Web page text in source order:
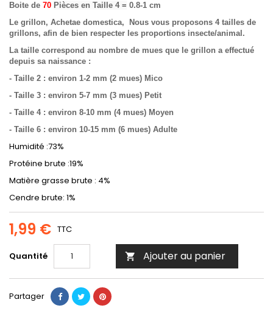
Boite de 70 Pièces en Taille 4 = 0.8-1 cm
Le grillon, Achetae domestica, Nous vous proposons 4 tailles de
grillons, afin de bien respecter les proportions insecte/animal.
La taille correspond au nombre de mues que le grillon a effectué
depuis sa naissance :
- Taille 2 : environ 1-2 mm (2 mues) Mico
- Taille 3 : environ 5-7 mm (3 mues) Petit
- Taille 4 : environ 8-10 mm (4 mues) Moyen
- Taille 6 : environ 10-15 mm (6 mues) Adulte
Humidité :73%
Protéine brute :19%
Matière grasse brute : 4%
Cendre brute: 1%
1,99 € TTC
Quantité  Ajouter au panier
Partager